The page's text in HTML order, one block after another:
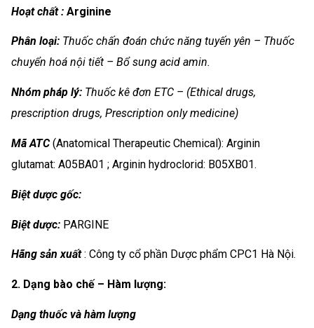
Hoạt chất : Arginine
Phân loại: Thuốc chấn đoán chức năng tuyến yên – Thuốc
chuyển hoá nội tiết – Bổ sung acid amin.
Nhóm pháp lý: Thuốc kê đơn ETC – (Ethical drugs,
prescription drugs, Prescription only medicine)
Mã ATC(Anatomical Therapeutic Chemical): Arginin
glutamat: A05BA01 ; Arginin hydroclorid: B05XB01.
Biệt dược gốc:
Biệt dược: PARGINE
Hãng sản xuất: Công ty cổ phần Dược phẩm CPC1 Hà Nội.
2. Dạng bào chế – Hàm lượng:
Dạng thuốc và hàm lượng